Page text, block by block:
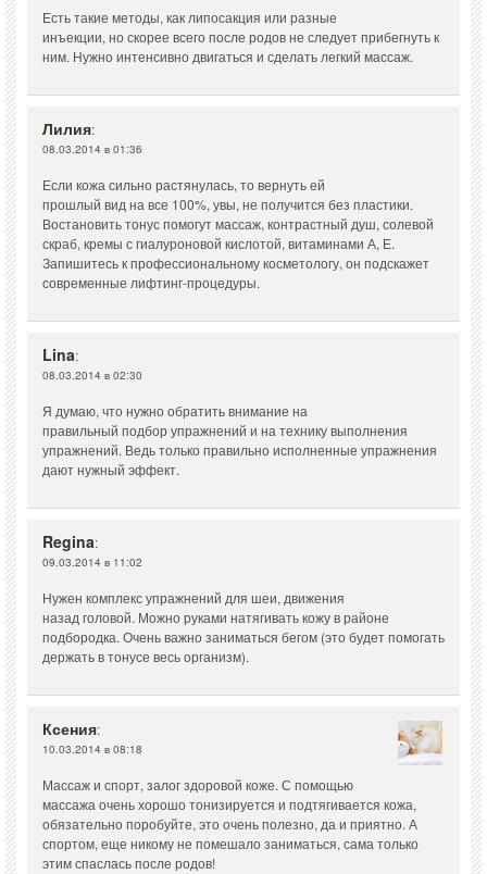
Есть такие методы, как липосакция или разные
инъекции, но скорее всего после родов не следует прибегнуть к
ним. Нужно интенсивно двигаться и сделать легкий массаж.
Лилия:
08.03.2014 в 01:36
Если кожа сильно растянулась, то вернуть ей
прошлый вид на все 100%, увы, не получится без пластики.
Востановить тонус помогут массаж, контрастный душ, солевой
скраб, кремы с гиалуроновой кислотой, витаминами А, Е.
Запишитесь к профессиональному косметологу, он подскажет
современные лифтинг-процедуры.
Lina:
08.03.2014 в 02:30
Я думаю, что нужно обратить внимание на
правильный подбор упражнений и на технику выполнения
упражнений. Ведь только правильно исполненные упражнения
дают нужный эффект.
Regina:
09.03.2014 в 11:02
Нужен комплекс упражнений для шеи, движения
назад головой. Можно руками натягивать кожу в районе
подбородка. Очень важно заниматься бегом (это будет помогать
держать в тонусе весь организм).
Ксения:
10.03.2014 в 08:18
Массаж и спорт, залог здоровой коже. С помощью
массажа очень хорошо тонизируется и подтягивается кожа,
обязательно поробуйте, это очень полезно, да и приятно. А
спортом, еще никому не помешало заниматься, сама только
этим спаслась после родов!